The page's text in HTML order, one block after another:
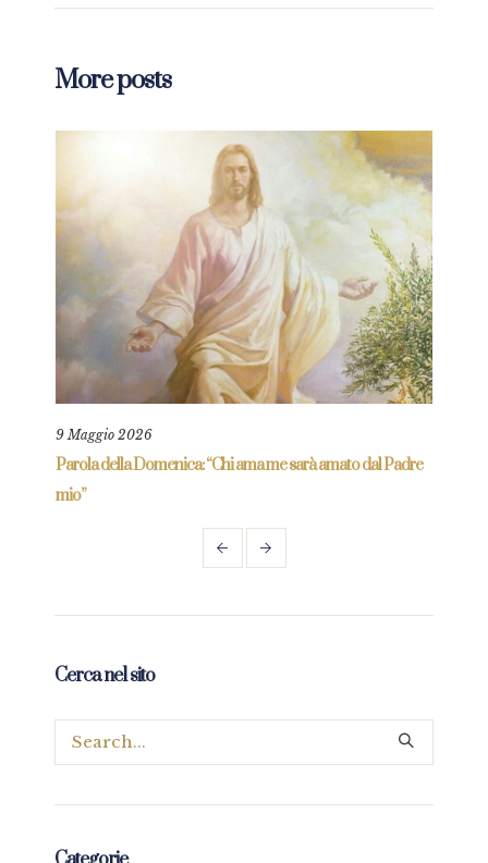
More posts
9 Maggio 2026
Parola della Domenica: “Chi ama me sarà amato dal Padre
mio”
Cerca nel sito